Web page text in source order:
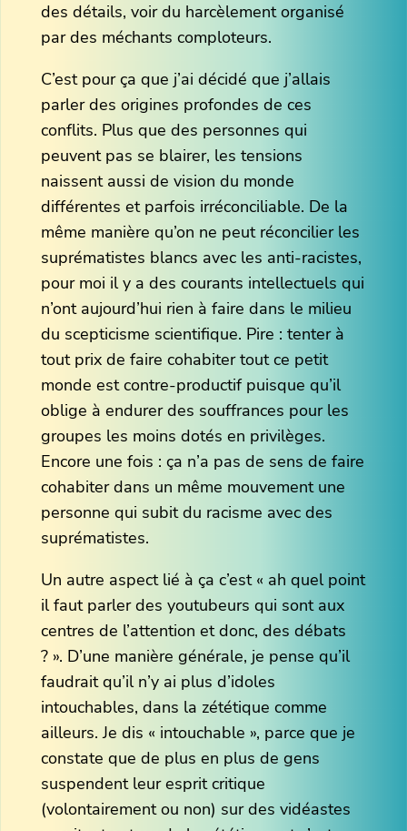
des détails, voir du harcèlement organisé
par des méchants comploteurs.
C’est pour ça que j’ai décidé que j’allais
parler des origines profondes de ces
conflits. Plus que des personnes qui
peuvent pas se blairer, les tensions
naissent aussi de vision du monde
différentes et parfois irréconciliable. De la
même manière qu’on ne peut réconcilier les
suprématistes blancs avec les anti-racistes,
pour moi il y a des courants intellectuels qui
n’ont aujourd’hui rien à faire dans le milieu
du scepticisme scientifique. Pire : tenter à
tout prix de faire cohabiter tout ce petit
monde est contre-productif puisque qu’il
oblige à endurer des souffrances pour les
groupes les moins dotés en privilèges.
Encore une fois : ça n’a pas de sens de faire
cohabiter dans un même mouvement une
personne qui subit du racisme avec des
suprématistes.
Un autre aspect lié à ça c’est « ah quel point
il faut parler des youtubeurs qui sont aux
centres de l’attention et donc, des débats
? ». D’une manière générale, je pense qu’il
faudrait qu’il n’y ai plus d’idoles
intouchables, dans la zététique comme
ailleurs. Je dis « intouchable », parce que je
constate que de plus en plus de gens
suspendent leur esprit critique
(volontairement ou non) sur des vidéastes